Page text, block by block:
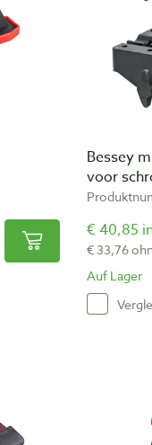
Bessey
voor
€ 40,85
€ 33,76
Auf Lager